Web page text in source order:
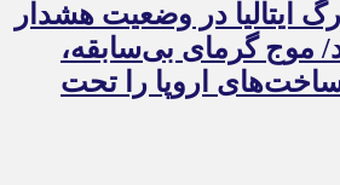
ایتالیا در وضعیت هشدار
موج گرمای بی‌سابقه،
اروپا را تحت